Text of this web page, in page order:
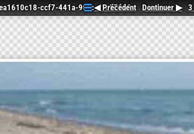
ccf7-441a-90fc-c1c5735978e9
◀ Précédent Dontinuer ▶ 3